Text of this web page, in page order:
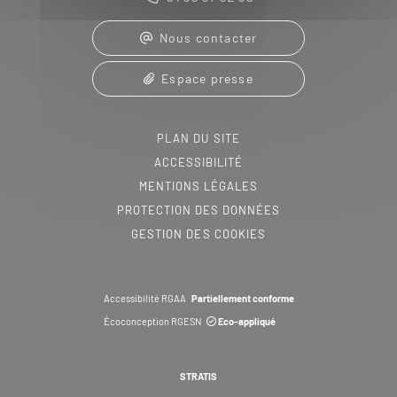
Nous contacter
Espace presse
PLAN DU SITE
ACCESSIBILITÉ
MENTIONS LÉGALES
PROTECTION DES DONNÉES
GESTION DES COOKIES
Accessibilité RGAA Partiellement conforme
Écoconception RGESN
Eco-appliqué
STRATIS